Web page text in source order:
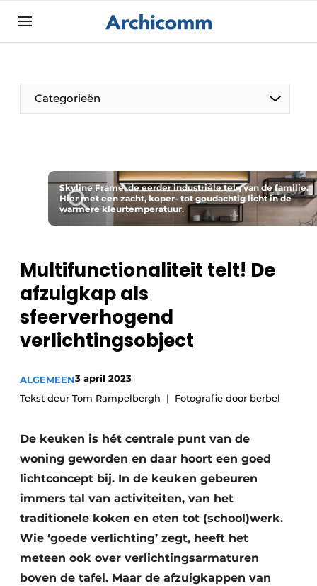
Aanmelden
ArchiComm | Magazine over architectuur,
interieur- & landschapsarchitectuur
Nieuwsbrief
Podcasts
Privacy / Cookie statement
Vacatures
Video’s
Categorieën
De Pen
Architect Aan het Woord
Skyline Frame, de eerder industriële telg van de familie.
Hier met een zacht, koper- tot goudachtig licht in de
warmere kleurtemperatuur.
Multifunctionaliteit telt! De
afzuigkap als
sfeerverhogend
verlichtingsobject
ALGEMEEN3 april 2023
Tekst deur Tom Rampelbergh
Fotografie door berbel
De keuken is hét centrale punt van de
woning geworden en daar hoort een goed
lichtconcept bij. In de keuken gebeuren
immers tal van activiteiten, van het
traditionele koken en eten tot (school)werk.
Wie ‘goede verlichting’ zegt, heeft het
meteen ook over verlichtingsarmaturen
boven de tafel. Maar de afzuigkappen van